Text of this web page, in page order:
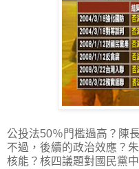
公投法50％門檻過高？陳
不過，後續的政治效應？
核能？核四議題對國民黨